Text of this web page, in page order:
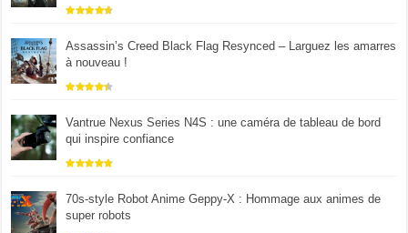
Assassin’s Creed Black Flag Resynced – Larguez les amarres
à nouveau !
Vantrue Nexus Series N4S : une caméra de tableau de bord
qui inspire confiance
70s-style Robot Anime Geppy-X : Hommage aux animes de
super robots